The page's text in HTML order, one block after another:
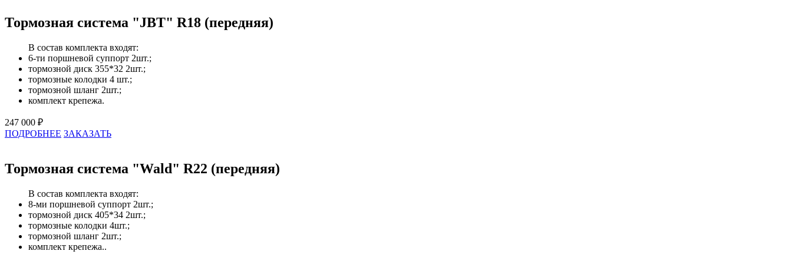
Тормозная система "JBT" R18 (передняя)
В состав комплекта входят:
6-ти поршневой суппорт 2шт.;
тормозной диск 355*32 2шт.;
тормозные колодки 4 шт.;
тормозной шланг 2шт.;
комплект крепежа.
247 000 ₽
ПОДРОБНЕЕ ЗАКАЗАТЬ
Тормозная система "Wald" R22 (передняя)
В состав комплекта входят:
8-ми поршневой суппорт 2шт.;
тормозной диск 405*34 2шт.;
тормозные колодки 4шт.;
тормозной шланг 2шт.;
комплект крепежа..